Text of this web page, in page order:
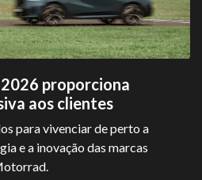
proporciona
aos clientes
para vivenciar de perto a
e a inovação das marcas